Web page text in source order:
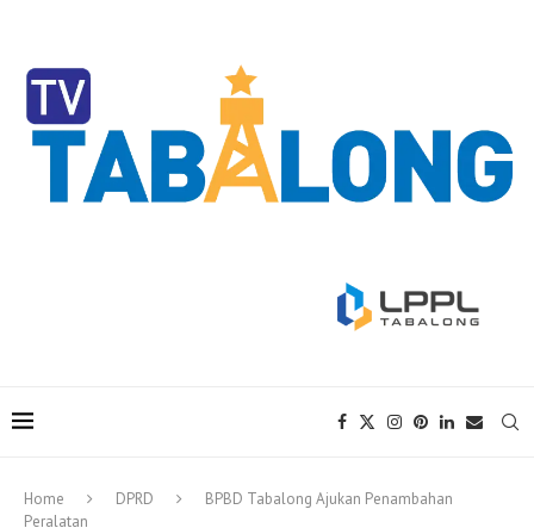
Home DPRD
BPBD Tabalong Ajukan Penambahan
Peralatan